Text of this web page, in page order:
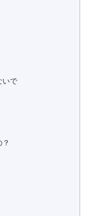
いで